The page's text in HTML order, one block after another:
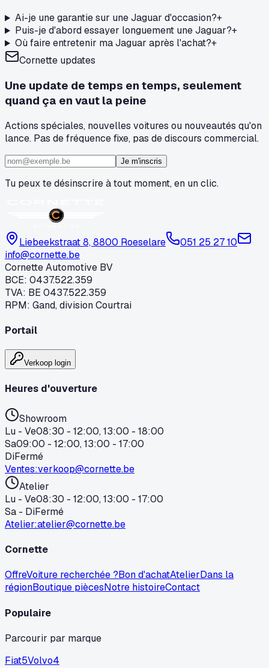
Ai-je une garantie sur une Jaguar d'occasion?+
Puis-je d'abord essayer longuement une Jaguar?+
Où faire entretenir ma Jaguar après l'achat?+
Cornette updates
Une update de temps en temps, seulement
quand ça en vaut la peine
Actions spéciales, nouvelles voitures ou nouveautés qu'on
lance. Pas de fréquence fixe, pas de discours commercial.
Je m'inscris
Tu peux te désinscrire à tout moment, en un clic.
Liebeekstraat 8, 8800 Roeselare
051 25 27 10
info@cornette.be
Cornette Automotive BV
BCE: 0437.522.359
TVA: BE 0437.522.359
RPM: Gand, division Courtrai
Portail
Verkoop login
Heures d'ouverture
Showroom
Lu - Ve08:30 - 12:00, 13:00 - 18:00
Sa09:00 - 12:00, 13:00 - 17:00
DiFermé
Ventes:verkoop@cornette.be
Atelier
Lu - Ve08:30 - 12:00, 13:00 - 17:00
Sa - DiFermé
Atelier:atelier@cornette.be
Cornette
OffreVoiture recherchée ?Bon d'achatAtelierDans la
régionBoutique piècesNotre histoireContact
Populaire
Parcourir par marque
Fiat5Volvo4